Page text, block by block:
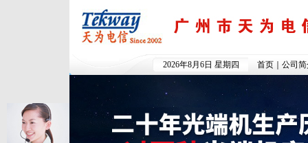
2026年8月6日 星期四 首页 公司